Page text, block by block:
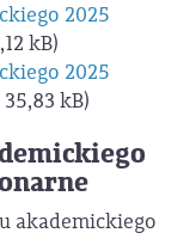
2025
kB)
2025
kB)
akademickiego